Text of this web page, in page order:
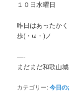
１０日水曜日
昨日はあったか
歩(・ω・)ノ
—-
まだまだ和歌山
カテゴリー:今日